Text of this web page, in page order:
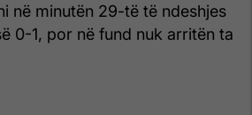
në minutën 29-të të ndeshjes
0-1, por në fund nuk arritën ta